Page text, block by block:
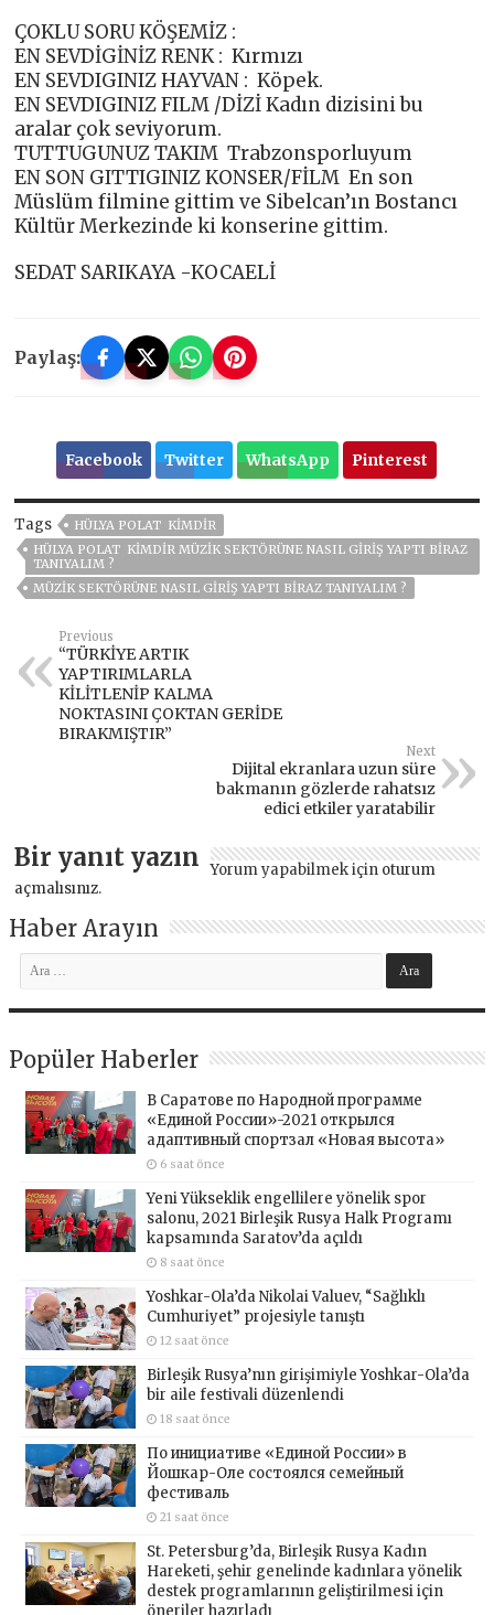
ÇOKLU SORU KÖŞEMİZ :
EN SEVDİGİNİZ RENK : Kırmızı
EN SEVDIGINIZ HAYVAN : Köpek.
EN SEVDIGINIZ FILM /DİZİ Kadın dizisini bu
aralar çok seviyorum.
TUTTUGUNUZ TAKIM Trabzonsporluyum
EN SON GITTIGINIZ KONSER/FİLM En son
Müslüm filmine gittim ve Sibelcan’ın Bostancı
Kültür Merkezinde ki konserine gittim.
SEDAT SARIKAYA -KOCAELİ
Paylaş:
Facebook Twitter WhatsApp Pinterest
Tags
HÜLYA POLAT KIMDIR
HÜLYA POLAT KIMDIR MÜZIK SEKTÖRÜNE NASIL GIRIŞ YAPTI BIRAZ
TANIYALIM ?
MÜZIK SEKTÖRÜNE NASIL GIRIŞ YAPTI BIRAZ TANIYALIM ?
Previous
“TÜRKİYE ARTIK
YAPTIRIMLARLA
KİLİTLENİP KALMA
NOKTASINI ÇOKTAN GERİDE
BIRAKMIŞTIR”
Next
Dijital ekranlara uzun süre
bakmanın gözlerde rahatsız
edici etkiler yaratabilir
Bir yanıt yazın Yorum yapabilmek için oturum
açmalısınız.
Haber Arayın
Popüler Haberler
В Саратове по Народной программе
«Единой России»-2021 открылся
адаптивный спортзал «Новая высота»
6 saat önce
Yeni Yükseklik engellilere yönelik spor
salonu, 2021 Birleşik Rusya Halk Programı
kapsamında Saratov’da açıldı
8 saat önce
Yoshkar-Ola’da Nikolai Valuev, “Sağlıklı
Cumhuriyet” projesiyle tanıştı
12 saat önce
Birleşik Rusya’nın girişimiyle Yoshkar-Ola’da
bir aile festivali düzenlendi
18 saat önce
По инициативе «Единой России» в
Йошкар-Оле состоялся семейный
фестиваль
21 saat önce
St. Petersburg’da, Birleşik Rusya Kadın
Hareketi, şehir genelinde kadınlara yönelik
destek programlarının geliştirilmesi için